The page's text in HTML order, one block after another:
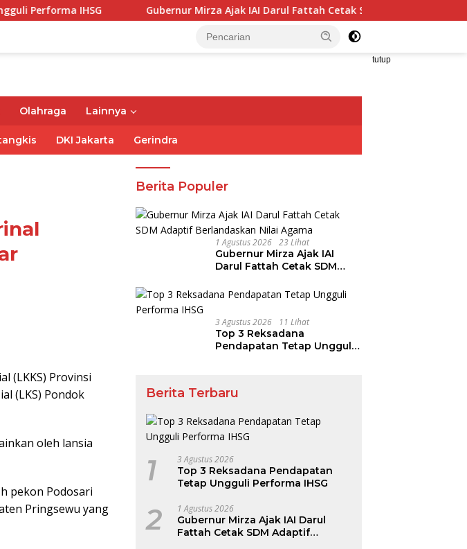
Gubernur Mirza Ajak IAI Darul Fattah Cetak SDM Adaptif Berlandaskan Nilai
tutup
Olahraga Lainnya
DKI Jakarta Gerindra
(LKKS) Provinsi
(LKS) Pondok
oleh lansia
pekon Podosari
Pringsewu yang
Berita Populer
1 Agustus 2026 23 Lihat
Gubernur Mirza Ajak IAI
Darul Fattah Cetak SDM
Agama
3 Agustus 2026 11 Lihat
Top 3 Reksadana
Pendapatan Tetap Ungguli
Berita Terbaru
1 3 Agustus 2026
Top 3 Reksadana Pendapatan
Tetap Ungguli Performa IHSG
2 1 Agustus 2026
Gubernur Mirza Ajak IAI Darul
Fattah Cetak SDM Adaptif